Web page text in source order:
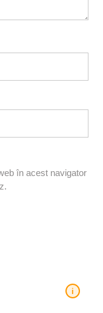
în acest navigator
i